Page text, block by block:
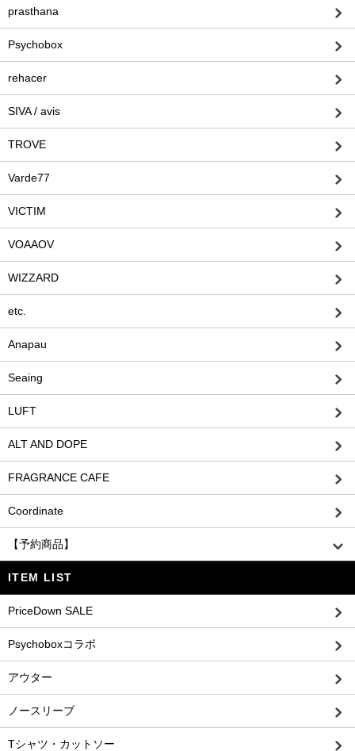
prasthana
Psychobox
rehacer
SIVA / avis
TROVE
Varde77
VICTIM
VOAAOV
WIZZARD
etc.
Anapau
Seaing
LUFT
ALT AND DOPE
FRAGRANCE CAFE
Coordinate
【予約商品】
ITEM LIST
PriceDown SALE
Psychoboxコラボ
アウター
ノースリーブ
Tシャツ・カットソー